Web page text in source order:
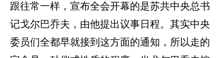
跟往常一样，宣布全会开幕的是苏共中央总书
记戈尔巴乔夫，由他提出议事日程。其实中央
委员们全都早就接到这方面的通知，所以走的